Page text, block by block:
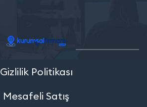
Gizlilik Politikası
Mesafeli Satış